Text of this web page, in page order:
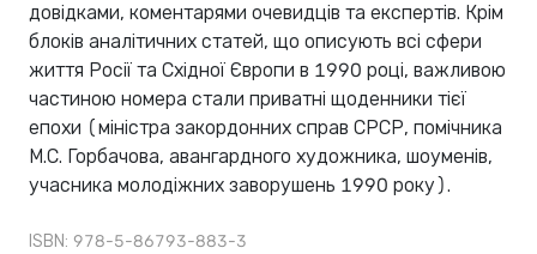
довідками, коментарями очевидців та експертів. Крім
блоків аналітичних статей, що описують всі сфери
життя Росії та Східної Європи в 1990 році, важливою
частиною номера стали приватні щоденники тієї
епохи (міністра закордонних справ СРСР, помічника
М.С. Горбачова, авангардного художника, шоуменів,
учасника молодіжних заворушень 1990 року).
ISBN: 978-5-86793-883-3